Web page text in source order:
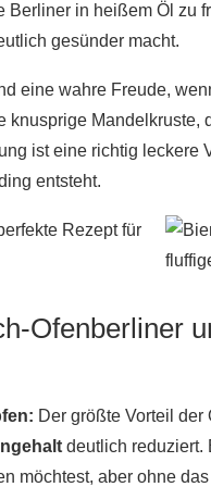
Berliner in heißem Öl zu
gesünder macht.
eine wahre Freude,
knusprige
ist eine richtig
entsteht.
Ofenberliner
Der größte Vorteil der
deutlich reduziert.
möchtest, aber ohne